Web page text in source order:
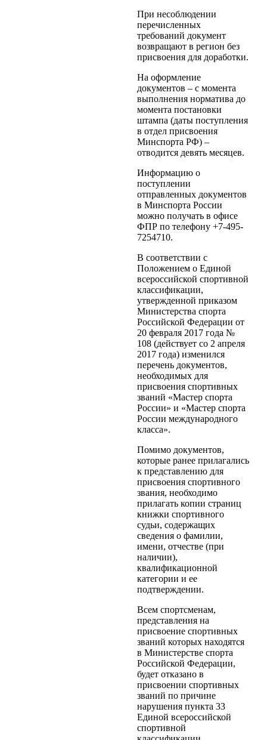
При несоблюдении
перечисленных
требований документ
возвращают в регион без
присвоения для доработки.
На оформление
документов – с момента
выполнения норматива до
момента постановки
штампа (даты поступления
в отдел присвоения
Минспорта РФ) –
отводится девять месяцев.
Информацию о
поступлении
отправленных документов
в Минспорта России
можно получать в офисе
ФПР по телефону +7-495-
7254710.
В соответствии с
Положением о Единой
всероссийской спортивной
классификации,
утвержденной приказом
Министерства спорта
Российской Федерации от
20 февраля 2017 года №
108 (действует со 2 апреля
2017 года) изменился
перечень документов,
необходимых для
присвоения спортивных
званий «Мастер спорта
России» и «Мастер спорта
России международного
класса».
Помимо документов,
которые ранее прилагались
к представлению для
присвоения спортивного
звания, необходимо
прилагать копии страниц
книжки спортивного
судьи, содержащих
сведения о фамилии,
имени, отчестве (при
наличии),
квалификационной
категории и ее
подтверждении.
Всем спортсменам,
представления на
присвоение спортивных
званий которых находятся
в Министерстве спорта
Российской Федерации,
будет отказано в
присвоении спортивных
званий по причине
нарушения пункта 33
Единой всероссийской
спортивной